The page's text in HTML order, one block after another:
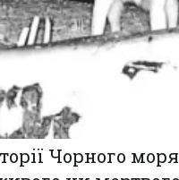
Чорного